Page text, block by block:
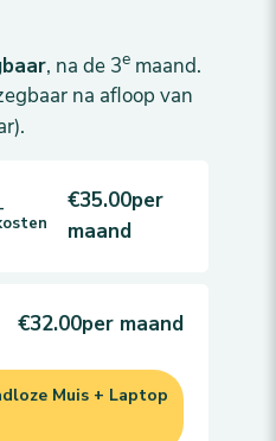
, na de 3e maand.
na afloop van
€35.00per
maand
€32.00per maand
Muis + Laptop